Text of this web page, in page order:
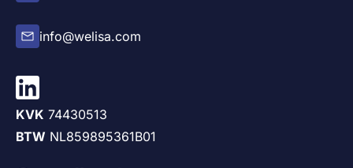
info@welisa.com
KVK 74430513
BTW NL859895361B01